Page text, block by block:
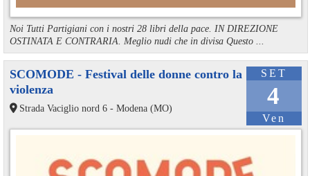
Noi Tutti Partigiani con i nostri 28 libri della pace. IN DIREZIONE
OSTINATA E CONTRARIA. Meglio nudi che in divisa Questo ...
SET
4
Ven
SCOMODE - Festival delle donne contro la
violenza
Strada Vaciglio nord 6 - Modena (MO)